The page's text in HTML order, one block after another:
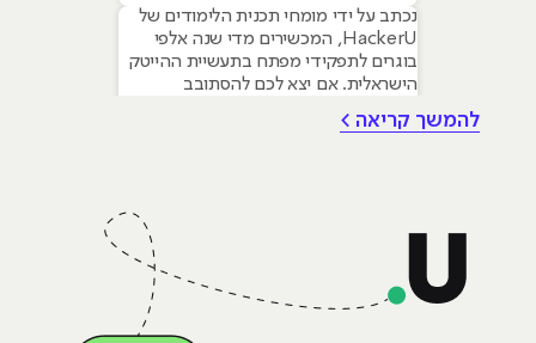
נכתב על ידי מומחי תכנית הלימודים של
HackerU, המכשירים מדי שנה אלפי
בוגרים לתפקידי מפתח בתעשיית ההייטק
הישראלית. אם יצא לכם להסתובב
טכנולוגיים או אפילו סתם לקרוא חדשות,
להמשך קריאה >